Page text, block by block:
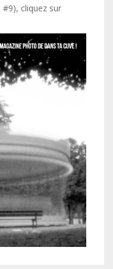
cliquez sur